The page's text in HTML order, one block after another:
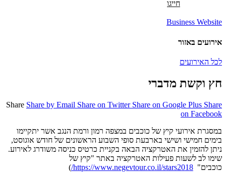
חייגו
Business Website
אירועים באזור
לכל האירועים
חץ וקשת מדברי
Share Share by Email Share on Twitter Share on Google Plus Share
on Facebook
במסגרת אירועי קיץ של כוכבים במצפה רמון ורמת הנגב אשר יתקיימו
בימים חמישי ושישי בארבעת סופי השבוע הראשונים של חודש אוגוסט,
ניתן להזמין את האטרקציה הבאה בקניית כרטיס כניסה משודרג לאירוע.
שימו לב לשעות פעילות האטרקציה באתר "קיץ של
כוכבים" https://www.negevtour.co.il/stars2018/
)